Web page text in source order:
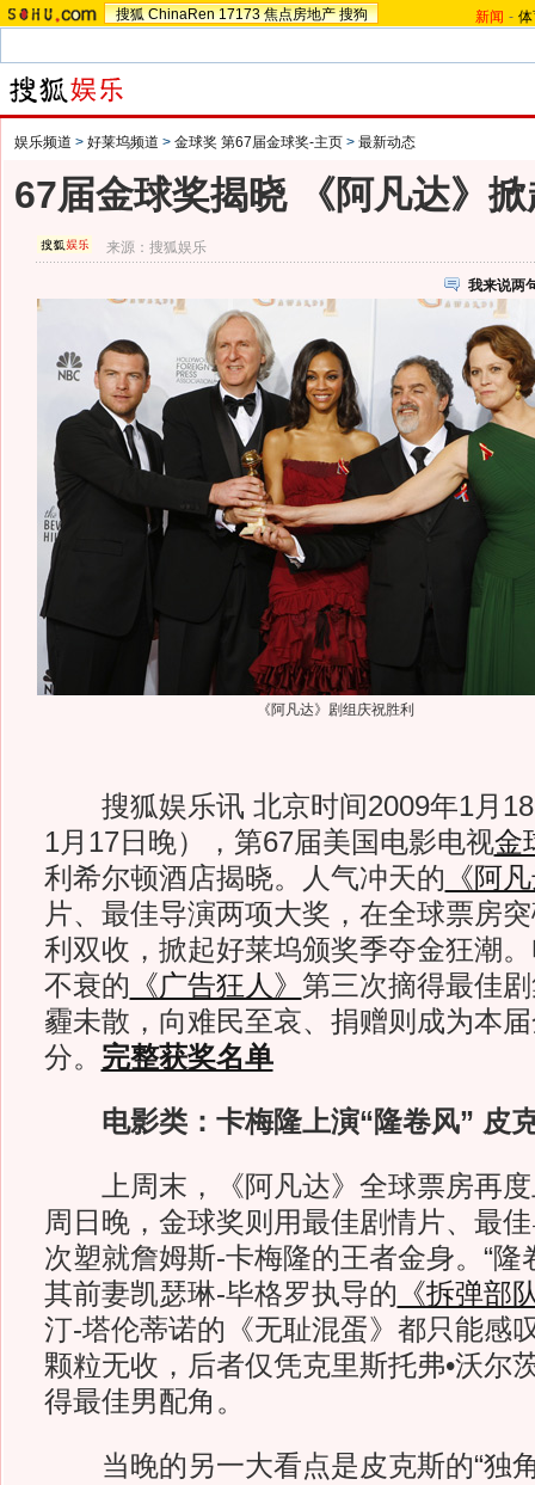
搜狐 ChinaRen 17173 焦点房地产 搜狗 新闻 -
娱乐频道 > 好莱坞频道 > 金球奖 第67届金球奖-主页 > 最新动态
67届金球奖揭晓 《阿凡达》
来源：搜狐娱乐
我来说两
《阿凡达》剧组庆祝胜利
搜狐娱乐讯 北京时间2009年1月18
1月17日晚），第67届美国电影电视金
利希尔顿酒店揭晓。人气冲天的 《阿
片、最佳导演两项大奖，在全球票房
利双收，掀起好莱坞颁奖季夺金狂潮
不衰的 《广告狂人》 第三次摘得最佳
霾未散，向难民至哀、捐赠则成为本
分。 完整获奖名单
电影类：卡梅隆上演“隆卷风” 皮
上周末，《阿凡达》全球票房再度
周日晚，金球奖则用最佳剧情片、最
次塑就詹姆斯-卡梅隆的王者金身。“隆
其前妻凯瑟琳-毕格罗执导的 《拆弹部
汀-塔伦蒂诺的《无耻混蛋》都只能
颗粒无收，后者仅凭克里斯托弗•沃尔
得最佳男配角。
当晚的另一大看点是皮克斯的“独角